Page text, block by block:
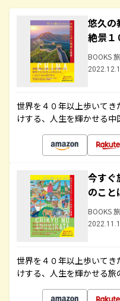
悠久の
絶景１
BOOKS
世界を４０年以上歩いて
けする、人生を輝かせる
今すぐ
のこと
BOOKS
世界を４０年以上歩いて
けする、人生を輝かせる